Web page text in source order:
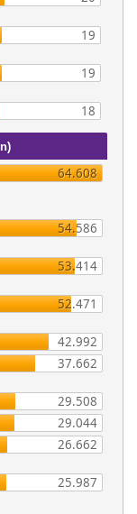
19
19
18
64.608
54.586
53.414
52.471
42.992
37.662
29.508
29.044
26.662
25.987